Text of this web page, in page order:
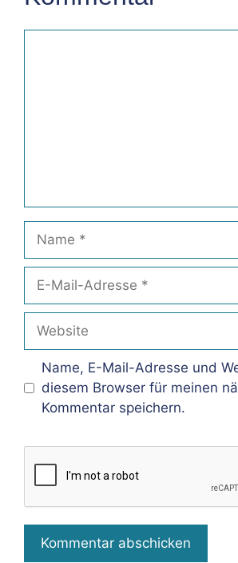
Mail-
Adresse
Name, E-Mail-Adresse und
diesem Browser für meinen
Kommentar speichern.